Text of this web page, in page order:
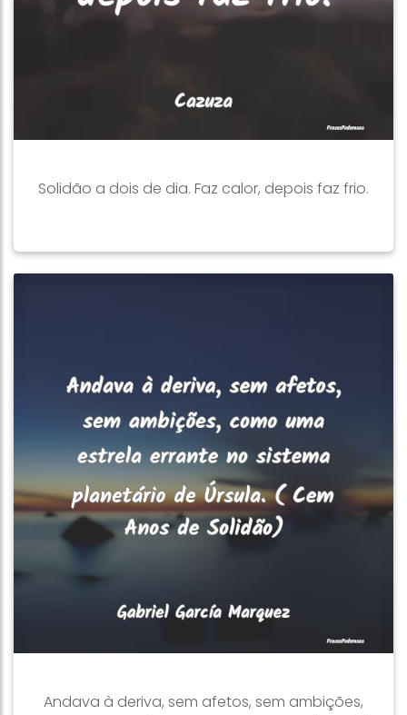
Solidão a dois de dia. Faz calor, depois faz frio.
Andava à deriva, sem afetos, sem ambições,